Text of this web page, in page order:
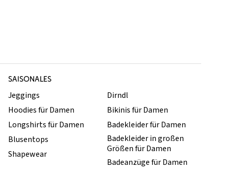
SAISONALES
Jeggings
Hoodies für Damen
Longshirts für Damen
Blusentops
Shapewear
Dirndl
Bikinis für Damen
Badekleider für Damen
Badekleider in großen
Größen für Damen
Badeanzüge für Damen